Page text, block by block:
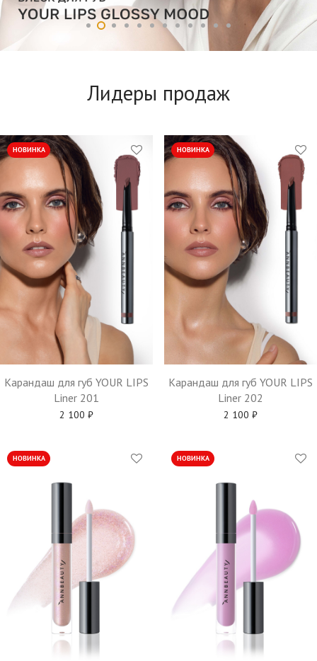
Лидеры продаж
НОВИНКА
Карандаш для губ YOUR LIPS
Liner 201
2 100 ₽
НОВИНКА
Карандаш для губ YOUR LIPS
Liner 202
2 100 ₽
НОВИНКА НОВИНКА